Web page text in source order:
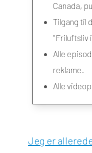
Canada,
Tilgang til
"Friluftsliv
Alle
reklame.
Alle
Jeg er